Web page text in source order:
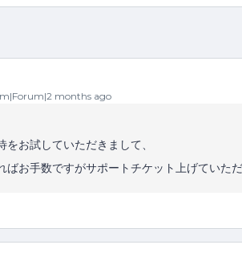
months ago
お試していただきまして、
ばお手数ですがサポートチケット上げていた